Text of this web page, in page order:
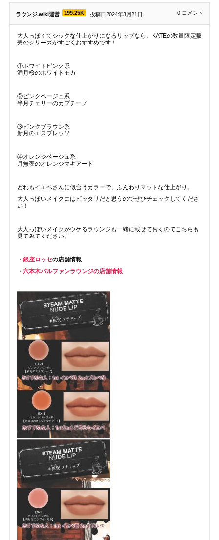
ラウンジ.wiki運営 199.25K 投稿日2024年3月21日 0 コメント
大人っぽくてシックな仕上がりになるリップなら、KATEの数量限定販
売のシリーズがすごくおすすめです！
①ホワイトピンク系
満月桜のホワイトモカ
②ピンクベージュ系
半月チェリーのカプチーノ
③ピンクブラウン系
新月のエスプレッソ
④オレンジベージュ系
月無夜のオレンジマキアート
どれもイエベさんに似合うカラーで、ふんわりマットな仕上がり。
大人っぽいメイクにはピッタリだと思うのでぜひチェックしてくださ
い！
大人っぽいメイクがウケるラウンジも一緒に載せておくのでこちらも
見てみてください。
・ 銀座ロッセの店舗情報
・ 六本木パルファンラウンジの店舗情報